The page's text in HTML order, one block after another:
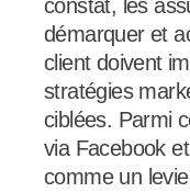
constat, les
démarquer et
client doivent
stratégies
ciblées. Parmi
via Facebook
comme un